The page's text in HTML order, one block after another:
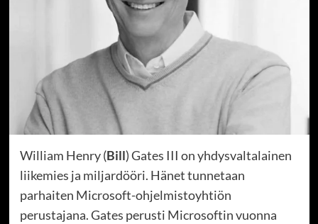
William Henry (Bill) Gates III on yhdysvaltalainen
liikemies ja miljardööri. Hänet tunnetaan
parhaiten Microsoft-ohjelmistoyhtiön
perustajana. Gates perusti Microsoftin vuonna